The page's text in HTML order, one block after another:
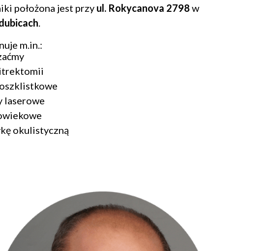
położona jest przy ul. Rokycanova 2798 w
.
m.in.:
laserowe
okulistyczną